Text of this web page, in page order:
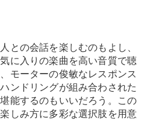
との会話を楽しむのもよし、
に入りの楽曲を高い音質で聴
モーターの俊敏なレスポンス
ンドリングが組み合わされた
能するのもいいだろう。この
しみ方に多彩な選択肢を用意